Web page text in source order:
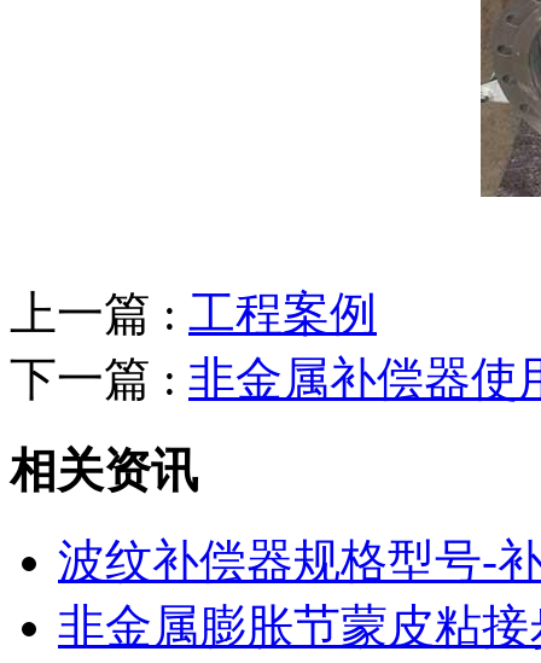
上一篇 : 工程案例
下一篇 : 非金属补偿器使
相关资讯
波纹补偿器规格型号-
非金属膨胀节蒙皮粘接